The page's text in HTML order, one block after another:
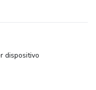
operativo.
tus movimientos
dispositivo